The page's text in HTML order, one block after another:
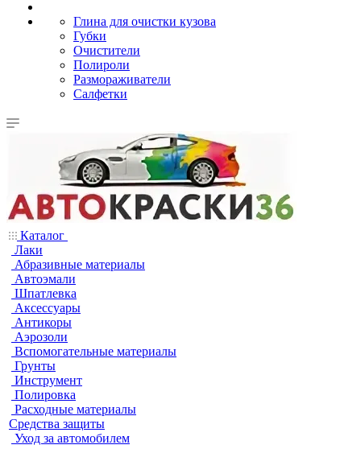
Глина для очистки кузова
Губки
Очистители
Полироли
Размораживатели
Салфетки
Каталог
Лаки
Абразивные материалы
Автоэмали
Шпатлевка
Аксессуары
Антикоры
Аэрозоли
Вспомогательные материалы
Грунты
Инструмент
Полировка
Расходные материалы
Средства защиты
Уход за автомобилем